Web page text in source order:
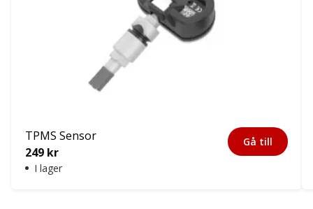
TPMS Sensor
249 kr
I lager
Gå till